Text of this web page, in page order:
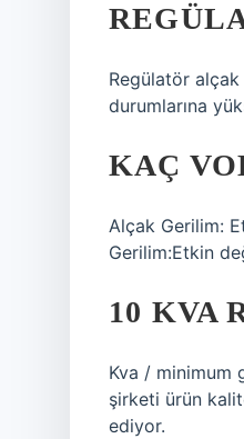
Regülatör
durumlarına
KAÇ
Alçak Gerilim:
Gerilim:Etkin
10 KVA
Kva / minimum
şirketi ürün
ediyor.